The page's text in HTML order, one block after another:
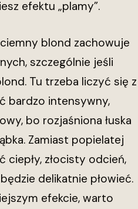
efektu „plamy”.
blond zachowuje
szczególnie jeśli
Tu trzeba liczyć się z
bardzo intensywny,
bo rozjaśniona łuska
Zamiast popielatej
złocisty odcień,
delikatnie płowieć.
efekcie, warto